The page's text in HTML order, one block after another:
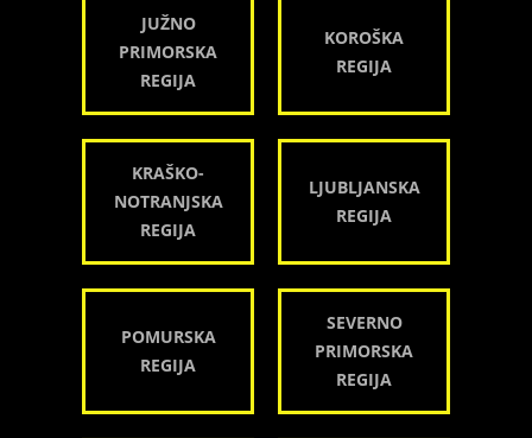
JUŽNO
PRIMORSKA
REGIJA
KOROŠKA
REGIJA
KRAŠKO-
NOTRANJSKA
REGIJA
LJUBLJANSKA
REGIJA
POMURSKA
REGIJA
SEVERNO
PRIMORSKA
REGIJA